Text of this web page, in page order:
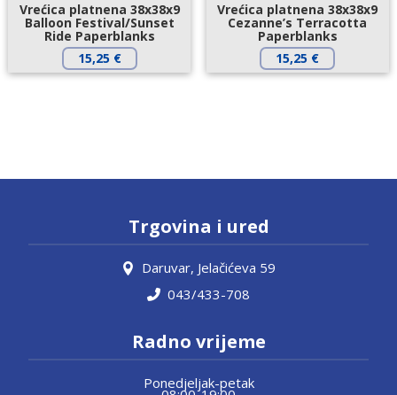
Vrećica platnena 38x38x9
Balloon Festival/Sunset
Ride Paperblanks
15,25 €
Vrećica platnena 38x38x9
Cezanne’s Terracotta
Paperblanks
15,25 €
Trgovina i ured
Daruvar, Jelačićeva 59
043/433-708
Radno vrijeme
Ponedjeljak-petak